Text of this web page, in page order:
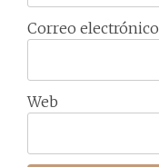
Correo electrónico
Web